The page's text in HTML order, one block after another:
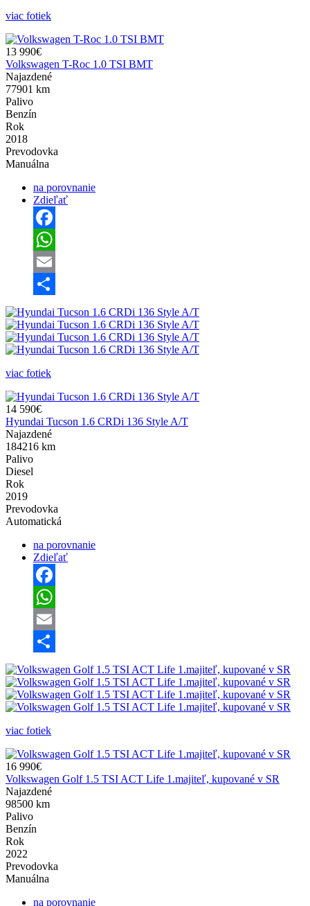
viac fotiek
13 990€
Volkswagen T-Roc 1.0 TSI BMT
Najazdené
77901 km
Palivo
Benzín
Rok
2018
Prevodovka
Manuálna
na porovnanie
Zdieľať
Facebook
WhatsApp
Email
Share
viac fotiek
14 590€
Hyundai Tucson 1.6 CRDi 136 Style A/T
Najazdené
184216 km
Palivo
Diesel
Rok
2019
Prevodovka
Automatická
na porovnanie
Zdieľať
Facebook
WhatsApp
Email
Share
viac fotiek
16 990€
Volkswagen Golf 1.5 TSI ACT Life 1.majiteľ, kupované v SR
Najazdené
98500 km
Palivo
Benzín
Rok
2022
Prevodovka
Manuálna
na porovnanie